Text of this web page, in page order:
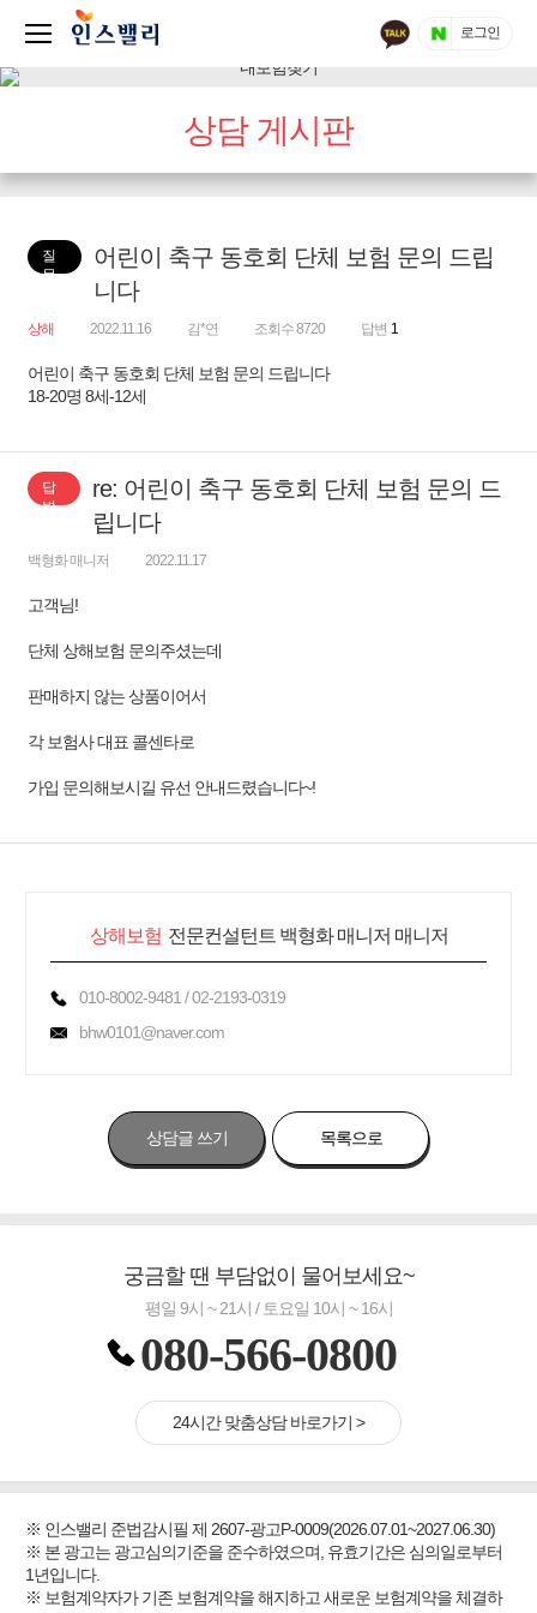
로그인
상담 게시판
질
문
어린이 축구 동호회 단체 보험 문의 드립
니다
상해 2022.11.16 김*연 조회수 8720 답변 1
어린이 축구 동호회 단체 보험 문의 드립니다
18-20명 8세-12세
답
변
re: 어린이 축구 동호회 단체 보험 문의 드
립니다
백형화 매니저 2022.11.17
고객님!
단체 상해보험 문의주셨는데
판매하지 않는 상품이어서
각 보험사 대표 콜센타로
가입 문의해보시길 유선 안내드렸습니다~!
상해보험 전문컨설턴트 백형화 매니저 매니저
010-8002-9481 / 02-2193-0319
bhw0101@naver.com
상담글 쓰기 목록으로
궁금할 땐 부담없이 물어보세요~
평일 9시 ~ 21시 / 토요일 10시 ~ 16시
080-566-0800
24시간 맞춤상담 바로가기 >
※ 인스밸리 준법감시필 제 2607-광고P-0009(2026.07.01~2027.06.30)
※ 본 광고는 광고심의기준을 준수하였으며, 유효기간은 심의일로부터
1년입니다.
※ 보험계약자가 기존 보험계약을 해지하고 새로운 보험계약을 체결하